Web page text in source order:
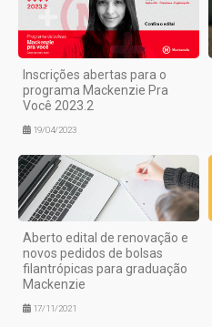
Inscrições abertas para o
programa Mackenzie Pra
Você 2023.2
19/04/2023
Aberto edital de renovação e
novos pedidos de bolsas
filantrópicas para graduação
Mackenzie
17/11/2021